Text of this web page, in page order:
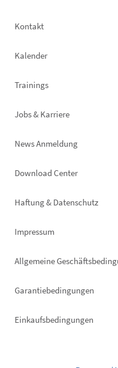
Footer
Kontakt
Kalender
Trainings
Jobs & Karriere
News Anmeldung
Footer
Download Center
Haftung & Datenschutz
Impressum
Allgemeine
Garantiebedingungen
Einkaufsbedingungen